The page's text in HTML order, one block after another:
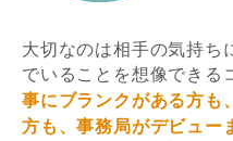
大切なのは相手の気持ち
でいることを想像できる
事にブランクがある方も
方も、事務局がデビュー